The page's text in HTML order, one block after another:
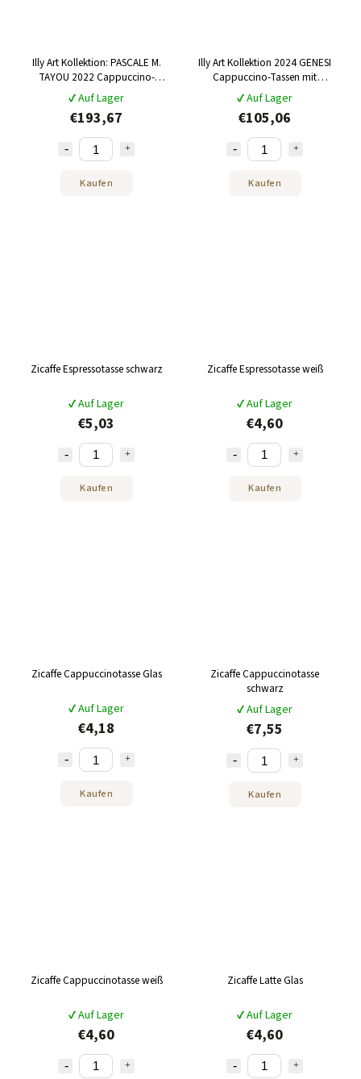
Illy Art Kollektion: PASCALE M.
TAYOU 2022 Cappuccino-
Tassen mit Untertassen 6 x 160
ml
✔ Auf Lager
€193,67
Kaufen
Illy Art Kollektion 2024 GENESI
Cappuccino-Tassen mit
Untertassen 4 x 160 ml
✔ Auf Lager
€105,06
Kaufen
Zicaffe Espressotasse schwarz
✔ Auf Lager
€5,03
Kaufen
Zicaffe Espressotasse weiß
✔ Auf Lager
€4,60
Kaufen
Zicaffe Cappuccinotasse Glas
✔ Auf Lager
€4,18
Kaufen
Zicaffe Cappuccinotasse
schwarz
✔ Auf Lager
€7,55
Kaufen
Zicaffe Cappuccinotasse weiß
✔ Auf Lager
€4,60
Zicaffe Latte Glas
✔ Auf Lager
€4,60